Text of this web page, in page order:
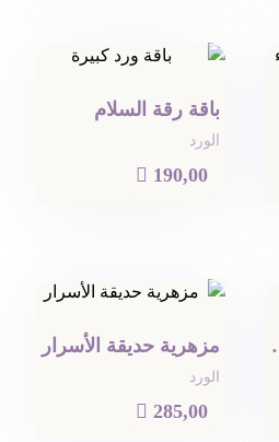
باقة رقة السلام
الورد
 190,00
مزهرية حديقة الأسرار
الورد
 285,00